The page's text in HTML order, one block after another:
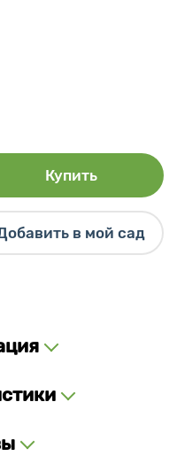
Купить
в мой сад